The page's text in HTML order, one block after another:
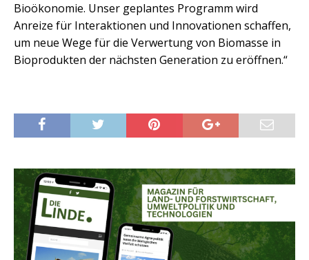
Bioökonomie. Unser geplantes Programm wird
Anreize für Interaktionen und Innovationen schaffen,
um neue Wege für die Verwertung von Biomasse in
Bioprodukten der nächsten Generation zu eröffnen.“